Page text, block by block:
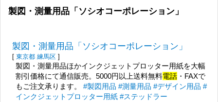
製図・測量用品「ソシオコーポレーション」
製図・測量用品「ソシオコーポレーション」
[ 東京都 練馬区 ]
製図・測量用品ほかインクジェットプロッター用紙を大幅
割引価格にて通信販売。5000円以上送料無料電話 ・FAXで
もご注文承ります。#製図用品 #測量用品 #デザイン用品 #
インクジェットプロッター用紙 #ステッドラー